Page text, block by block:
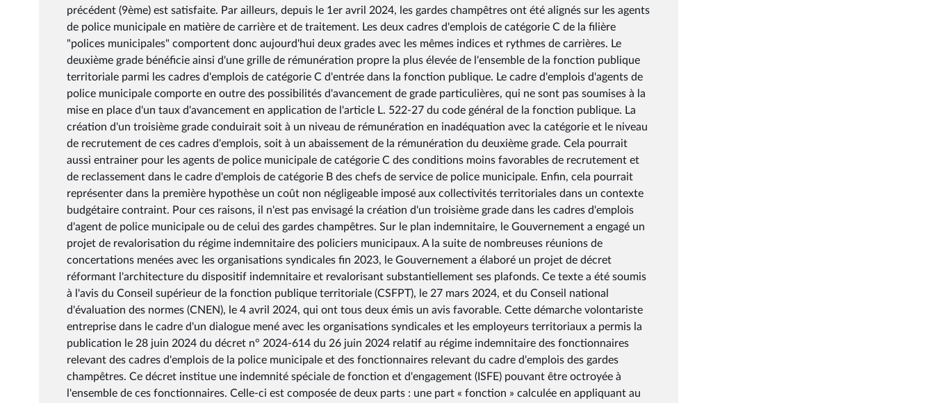
précédent (9ème) est satisfaite. Par ailleurs, depuis le 1er avril 2024, les gardes champêtres ont été alignés sur les agents
de police municipale en matière de carrière et de traitement. Les deux cadres d'emplois de catégorie C de la filière
"polices municipales" comportent donc aujourd'hui deux grades avec les mêmes indices et rythmes de carrières. Le
deuxième grade bénéficie ainsi d'une grille de rémunération propre la plus élevée de l'ensemble de la fonction publique
territoriale parmi les cadres d'emplois de catégorie C d'entrée dans la fonction publique. Le cadre d'emplois d'agents de
police municipale comporte en outre des possibilités d'avancement de grade particulières, qui ne sont pas soumises à la
mise en place d'un taux d'avancement en application de l'article L. 522-27 du code général de la fonction publique. La
création d'un troisième grade conduirait soit à un niveau de rémunération en inadéquation avec la catégorie et le niveau
de recrutement de ces cadres d'emplois, soit à un abaissement de la rémunération du deuxième grade. Cela pourrait
aussi entrainer pour les agents de police municipale de catégorie C des conditions moins favorables de recrutement et
de reclassement dans le cadre d'emplois de catégorie B des chefs de service de police municipale. Enfin, cela pourrait
représenter dans la première hypothèse un coût non négligeable imposé aux collectivités territoriales dans un contexte
budgétaire contraint. Pour ces raisons, il n'est pas envisagé la création d'un troisième grade dans les cadres d'emplois
d'agent de police municipale ou de celui des gardes champêtres. Sur le plan indemnitaire, le Gouvernement a engagé un
projet de revalorisation du régime indemnitaire des policiers municipaux. A la suite de nombreuses réunions de
concertations menées avec les organisations syndicales fin 2023, le Gouvernement a élaboré un projet de décret
réformant l'architecture du dispositif indemnitaire et revalorisant substantiellement ses plafonds. Ce texte a été soumis
à l'avis du Conseil supérieur de la fonction publique territoriale (CSFPT), le 27 mars 2024, et du Conseil national
d'évaluation des normes (CNEN), le 4 avril 2024, qui ont tous deux émis un avis favorable. Cette démarche volontariste
entreprise dans le cadre d'un dialogue mené avec les organisations syndicales et les employeurs territoriaux a permis la
publication le 28 juin 2024 du décret n° 2024-614 du 26 juin 2024 relatif au régime indemnitaire des fonctionnaires
relevant des cadres d'emplois de la police municipale et des fonctionnaires relevant du cadre d'emplois des gardes
champêtres. Ce décret institue une indemnité spéciale de fonction et d'engagement (ISFE) pouvant être octroyée à
l'ensemble de ces fonctionnaires. Celle-ci est composée de deux parts : une part « fonction » calculée en appliquant au